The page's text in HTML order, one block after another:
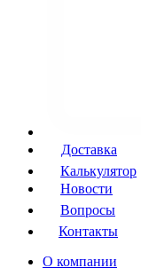
Доставка
Калькулятор
Новости
Вопросы
Контакты
О компании